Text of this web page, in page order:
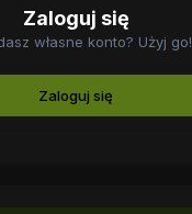
Zaloguj się
własne konto? Użyj go!
Zaloguj się